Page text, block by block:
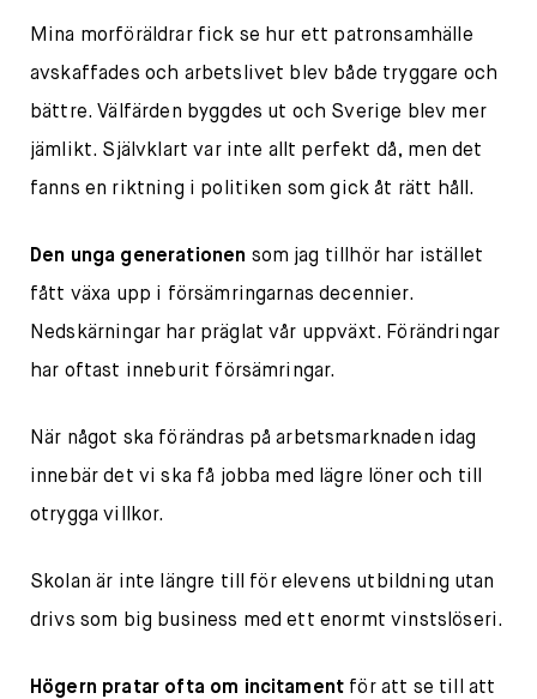
Mina morföräldrar fick se hur ett patronsamhälle
avskaffades och arbetslivet blev både tryggare och
bättre. Välfärden byggdes ut och Sverige blev mer
jämlikt. Självklart var inte allt perfekt då, men det
fanns en riktning i politiken som gick åt rätt håll.
Den unga generationen som jag tillhör har istället
fått växa upp i försämringarnas decennier.
Nedskärningar har präglat vår uppväxt. Förändringar
har oftast inneburit försämringar.
När något ska förändras på arbetsmarknaden idag
innebär det vi ska få jobba med lägre löner och till
otrygga villkor.
Skolan är inte längre till för elevens utbildning utan
drivs som big business med ett enormt vinstslöseri.
Högern pratar ofta om incitament för att se till att